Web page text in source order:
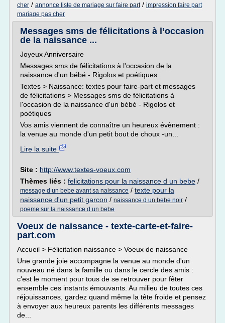
cher / annonce liste de mariage sur faire part/ impression faire part
mariage pas cher
Messages sms de félicitations à l’occasion
de la naissance ...
Joyeux Anniversaire
Messages sms de félicitations à l'occasion de la
naissance d'un bébé - Rigolos et poétiques
Textes > Naissance: textes pour faire-part et messages
de félicitations > Messages sms de félicitations à
l'occasion de la naissance d'un bébé - Rigolos et
poétiques
Vos amis viennent de connaître un heureux évènement :
la venue au monde d'un petit bout de choux -un...
Lire la suite
Site : http://www.textes-voeux.com
Thèmes liés : felicitations pour la naissance d un bebe /
message d un bebe avant sa naissance / texte pour la
naissance d'un petit garcon / naissance d un bebe noir /
poeme sur la naissance d un bebe
Voeux de naissance - texte-carte-et-faire-
part.com
Accueil > Félicitation naissance > Voeux de naissance
Une grande joie accompagne la venue au monde d'un
nouveau né dans la famille ou dans le cercle des amis :
c'est le moment pour tous de se retrouver pour fêter
ensemble ces instants émouvants. Au milieu de toutes ces
réjouissances, gardez quand même la tête froide et pensez
à envoyer aux heureux parents les différents messages
de...